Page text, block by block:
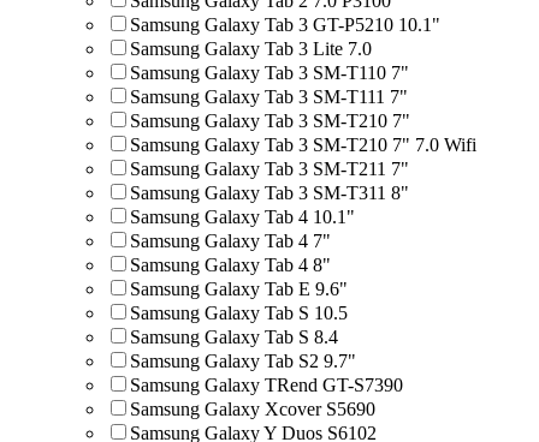
Samsung Galaxy Tab 3 GT-P5210 10.1"
Samsung Galaxy Tab 3 Lite 7.0
Samsung Galaxy Tab 3 SM-T110 7"
Samsung Galaxy Tab 3 SM-T111 7"
Samsung Galaxy Tab 3 SM-T210 7"
Samsung Galaxy Tab 3 SM-T210 7" 7.0 Wifi
Samsung Galaxy Tab 3 SM-T211 7"
Samsung Galaxy Tab 3 SM-T311 8"
Samsung Galaxy Tab 4 10.1"
Samsung Galaxy Tab 4 7"
Samsung Galaxy Tab 4 8"
Samsung Galaxy Tab E 9.6"
Samsung Galaxy Tab S 10.5
Samsung Galaxy Tab S 8.4
Samsung Galaxy Tab S2 9.7"
Samsung Galaxy TRend GT-S7390
Samsung Galaxy Xcover S5690
Samsung Galaxy Y Duos S6102